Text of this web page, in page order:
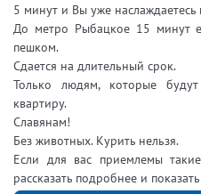
5 минут и Вы уже
До метро Рыбацкое 15 минут
пешком.
Сдается на длительный срок.
Только людям, которые
квартиру.
Славянам!
Без животных. Курить нельзя.
Если для вас приемлемы
рассказать подробнее и